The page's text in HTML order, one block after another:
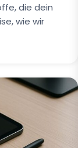
die dein
wie wir